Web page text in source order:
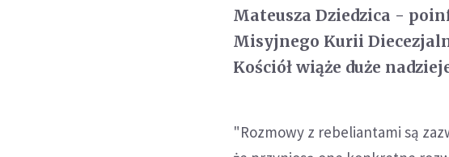
Mateusza Dziedzica -
Misyjnego Kurii
Kościół wiąże duże
"Rozmowy z rebeliantami są